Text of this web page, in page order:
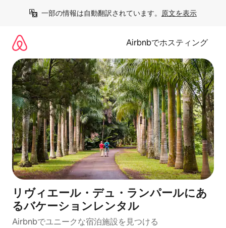
一部の情報は自動翻訳されています。 原文を表示
Airbnbでホスティング
リヴィエール・デュ・ランパールにあ
るバケーションレンタル
Airbnbでユニークな宿泊施設を見つける